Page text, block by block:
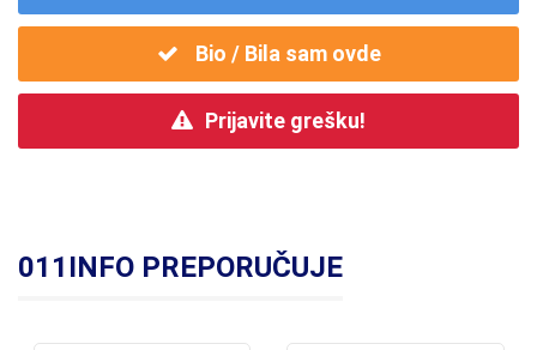
Bio / Bila sam ovde
Prijavite grešku!
011INFO PREPORUČUJE